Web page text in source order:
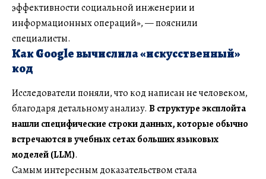
эффективности социальной инженерии и
информационных операций», — пояснили
специалисты.
Как Google вычислила «искусственный»
код
Исследователи поняли, что код написан не человеком,
благодаря детальному анализу. В структуре эксплойта
нашли специфические строки данных, которые обычно
встречаются в учебных сетах больших языковых
моделей (LLM).
Самым интересным доказательством стала